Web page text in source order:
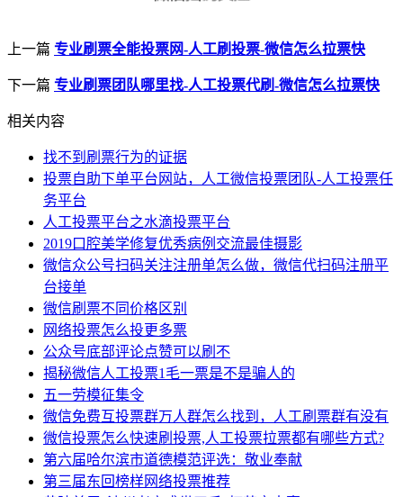
上一篇 专业刷票全能投票网-人工刷投票-微信怎么拉票快
下一篇 专业刷票团队哪里找-人工投票代刷-微信怎么拉票快
相关内容
找不到刷票行为的证据
投票自助下单平台网站，人工微信投票团队-人工投票任
务平台
人工投票平台之水滴投票平台
2019口腔美学修复优秀病例交流最佳摄影
微信众公号扫码关注注册单怎么做，微信代扫码注册平
台接单
微信刷票不同价格区别
网络投票怎么投更多票
公众号底部评论点赞可以刷不
揭秘微信人工投票1毛一票是不是骗人的
五一劳模征集令
微信免费互投票群万人群怎么找到，人工刷票群有没有
微信投票怎么快速刷投票,人工投票拉票都有哪些方式?
第六届哈尔滨市道德模范评选：敬业奉献
第三届东回榜样网络投票推荐